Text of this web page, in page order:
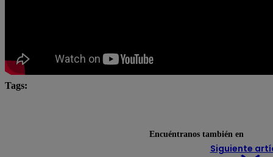
Tags:
Siguiente
Encuéntranos también en